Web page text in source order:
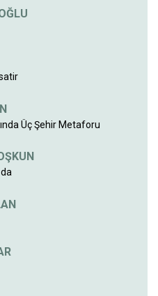
Üç Şehir Metaforu